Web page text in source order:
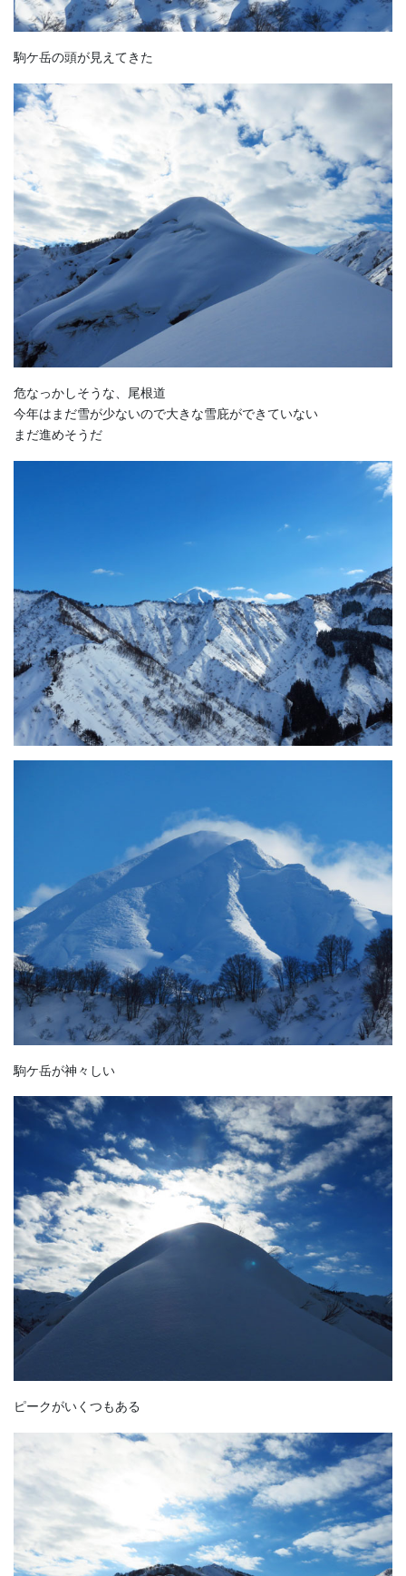
駒ケ岳の頭が見えてきた
危なっかしそうな、尾根道
今年はまだ雪が少ないので大きな雪庇ができていない
まだ進めそうだ
駒ケ岳が神々しい
ピークがいくつもある